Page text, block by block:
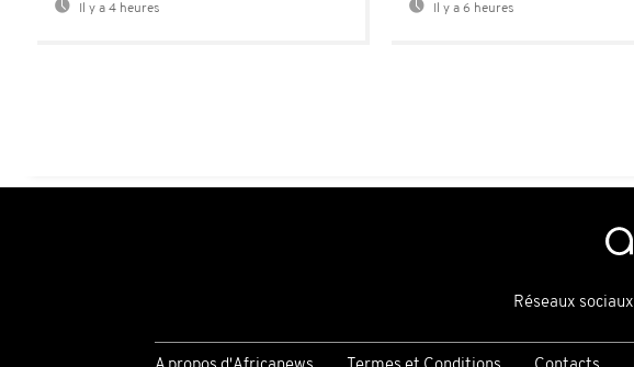
Il y a 4 heures Il y a 6 heures
Réseaux sociaux